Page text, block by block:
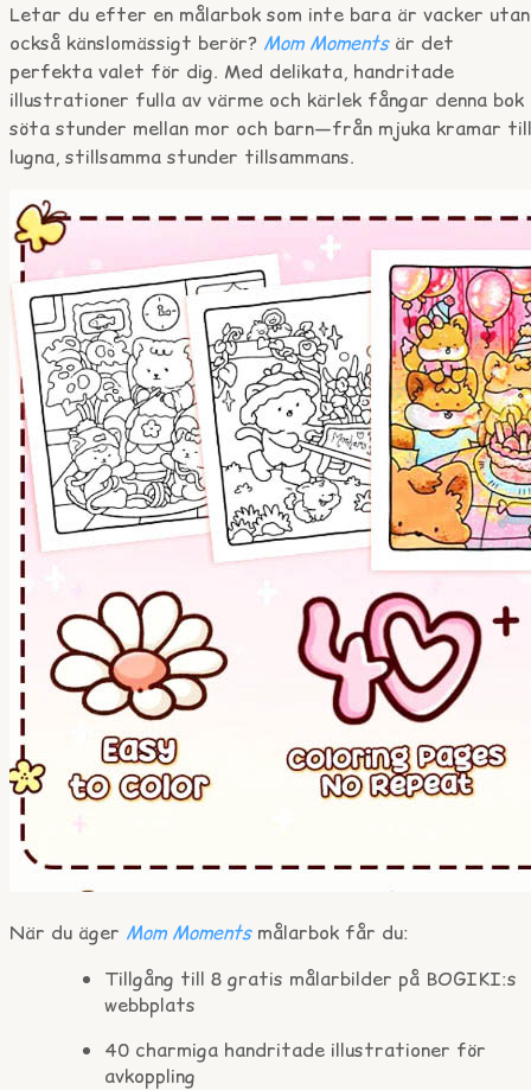
Letar du efter en målarbok som inte bara är vacker utan
också känslomässigt berör? Mom Momentsär det
perfekta valet för dig. Med delikata, handritade
illustrationer fulla av värme och kärlek fångar denna bok
söta stunder mellan mor och barn—från mjuka kramar till
lugna, stillsamma stunder tillsammans.
När du äger Mom Momentsmålarbok får du:
Tillgång till 8 gratis målarbilder på BOGIKI:s
webbplats
40 charmiga handritade illustrationer för
avkoppling